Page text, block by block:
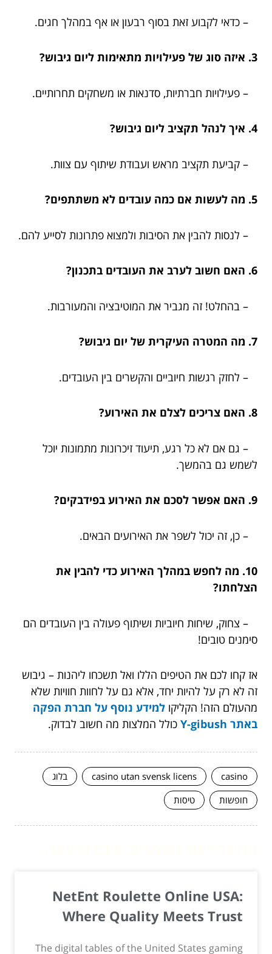
– כדאי לקבוע זאת בסוף רבעון או אף במהלך חגים.
3. איזה סוג של פעילויות מתאימות ליום גיבוש?
– פעילויות חברתיות, סדנאות או משחקים תחרותיים.
4. איך לנהל תקציב ליום גיבוש?
– קביעת תקציב מראש ועבודת שיתוף עם צוות.
5. מה לעשות אם כמה עובדים לא משתתפים?
– לנסות להבין את הסיבות ולמצוא פתרונות לסייע להם.
6. האם חשוב לערב את העובדים בתכנון?
– בהחלט! זה מגביר את המוטיבציה והמעורבות.
7. מה המטרה העיקרית של יום גיבוש?
– לחזק רגשות חיוביים והקשרים בין העובדים.
8. האם צריכים לצלם את האירוע?
– גם אם לא כל רגע, תיעוד זיכרונות מתמונות יוכל
לשמש גם בהמשך.
9. האם אפשר לסכם את האירוע בפידבקים?
– כן, זה יכול לשפר את האירועים הבאים.
10. מה לחפש במהלך האירוע כדי להבין את
הצלחתו?
– צחוק, שיחות חיוביות ושיתוף פעולה בין העובדים הם
סימנים טובים!
אז קחו לכם את הטיפים הללו ואל תשכחו ליהנות – גיבוש
זה לא רק על להיות יחד, אלא גם על לחוות חוויות שלא
מהעולם הזה! הקליקו למידע נוסף על חברת הפקה
באתר Y-gibush
כולל המלצות מה חשוב לבדוק.
casino
casino utan svensk licens
בלוג
חופשות
טיסות
NetEnt Roulette Online USA:
Where Quality Meets Trust
The digital tables of the United States gaming